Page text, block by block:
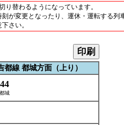
り替わるようになっています。
が変更となったり、運休・運転する列
さい。
印刷
都線 都城方面（上り）
44
都城